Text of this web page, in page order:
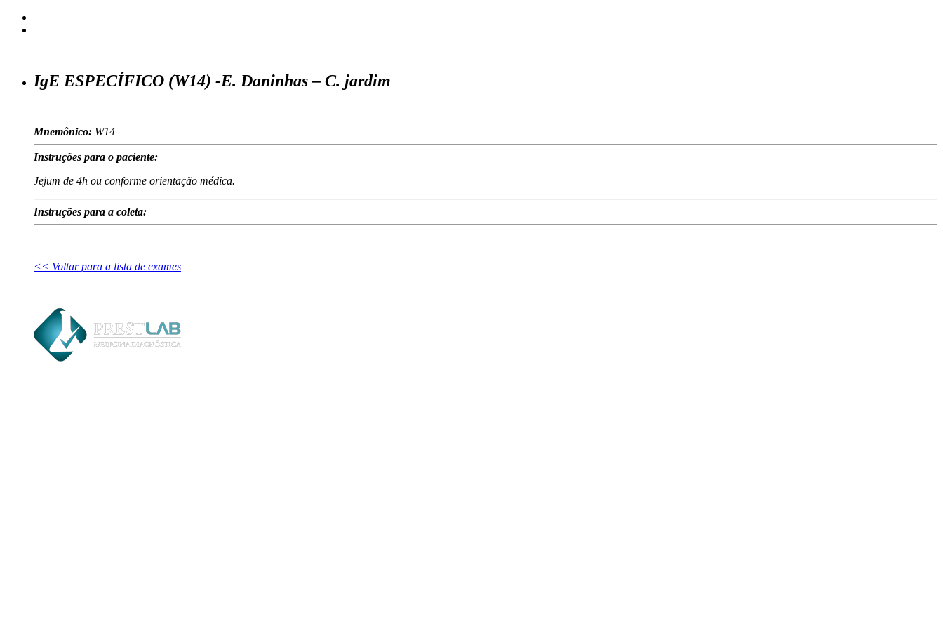
IgE ESPECÍFICO (W14) -E. Daninhas – C. jardim
Mnemônico: W14
Instruções para o paciente:
Jejum de 4h ou conforme orientação médica.
Instruções para a coleta:
<< Voltar para a lista de exames